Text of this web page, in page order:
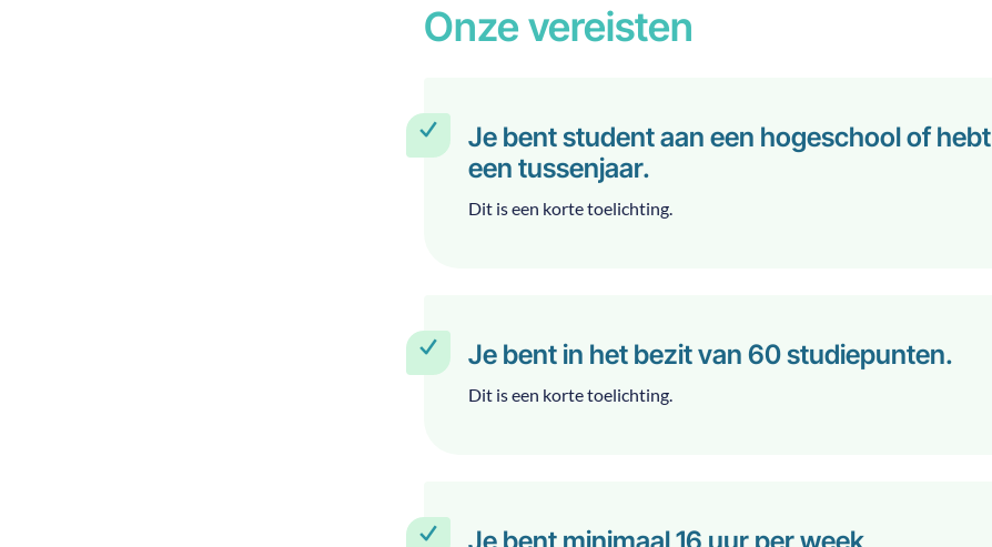
Onze vereisten
Je bent student aan een hogeschool of hebt
een tussenjaar.
Dit is een korte toelichting.
Je bent in het bezit van 60 studiepunten.
Dit is een korte toelichting.